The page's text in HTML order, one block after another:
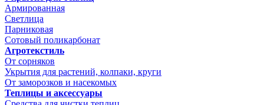
Армированная
Светлица
Парниковая
Сотовый поликарбонат
Агротекстиль
От сорняков
Укрытия для растений, колпаки, круги
От заморозков и насекомых
Теплицы и аксессуары